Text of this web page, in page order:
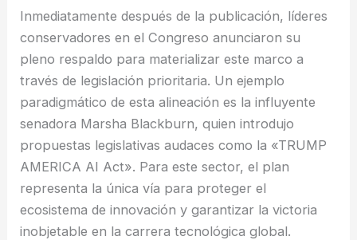
Inmediatamente después de la publicación, líderes
conservadores en el Congreso anunciaron su
pleno respaldo para materializar este marco a
través de legislación prioritaria. Un ejemplo
paradigmático de esta alineación es la influyente
senadora Marsha Blackburn, quien introdujo
propuestas legislativas audaces como la «TRUMP
AMERICA AI Act». Para este sector, el plan
representa la única vía para proteger el
ecosistema de innovación y garantizar la victoria
inobjetable en la carrera tecnológica global.